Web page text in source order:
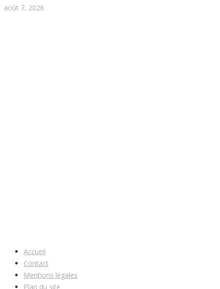
août 7, 2026
Accueil
Contact
Mentions légales
Plan du site